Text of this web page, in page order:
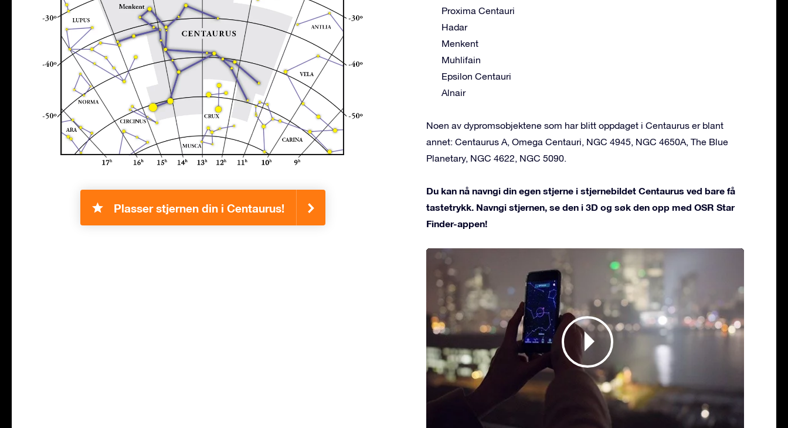
Plasser stjernen din i Centaurus!
Proxima Centauri
Hadar
Menkent
Muhlifain
Epsilon Centauri
Alnair
Noen av dypromsobjektene som har blitt oppdaget i Centaurus er blant
annet: Centaurus A, Omega Centauri, NGC 4945, NGC 4650A, The Blue
Planetary, NGC 4622, NGC 5090.
Du kan nå navngi din egen stjerne i stjernebildet Centaurus ved bare få
tastetrykk. Navngi stjernen, se den i 3D og søk den opp med OSR Star
Finder-appen!